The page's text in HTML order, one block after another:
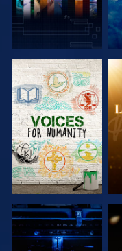
SERIE
ENTDECKEN
SERIE